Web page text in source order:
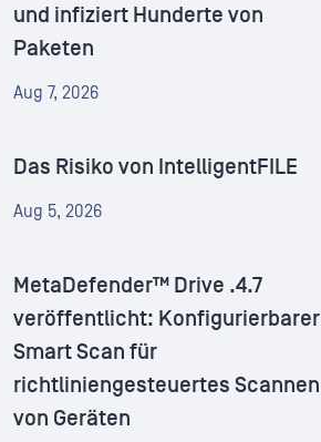
und infiziert Hunderte von
Paketen
Aug 7, 2026
Das Risiko von IntelligentFILE
Aug 5, 2026
MetaDefender™ Drive .4.7
veröffentlicht: Konfigurierbarer
Smart Scan für
richtliniengesteuertes Scannen
von Geräten